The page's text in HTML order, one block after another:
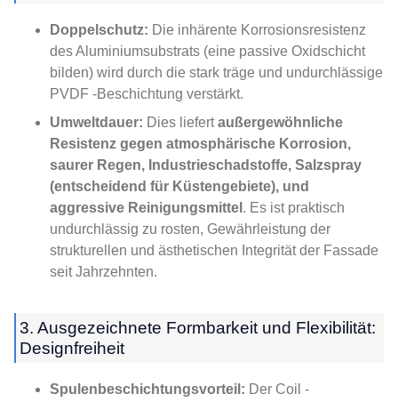
Doppelschutz: Die inhärente Korrosionsresistenz
des Aluminiumsubstrats (eine passive Oxidschicht
bilden) wird durch die stark träge und undurchlässige
PVDF -Beschichtung verstärkt.
Umweltdauer: Dies liefertaußergewöhnliche
Resistenz gegen atmosphärische Korrosion,
saurer Regen, Industrieschadstoffe, Salzspray
(entscheidend für Küstengebiete), und
aggressive Reinigungsmittel . Es ist praktisch
undurchlässig zu rosten, Gewährleistung der
strukturellen und ästhetischen Integrität der Fassade
seit Jahrzehnten.
3. Ausgezeichnete Formbarkeit und Flexibilität:
Designfreiheit
Spulenbeschichtungsvorteil: Der Coil -